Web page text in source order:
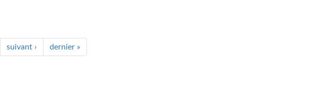
suivant › dernier »